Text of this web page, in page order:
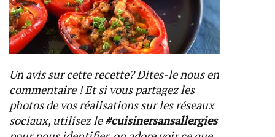
Un avis sur cette recette? Dites-le nous en
commentaire ! Et si vous partagez les
photos de vos réalisations sur les réseaux
sociaux, utilisez le#cuisinersansallergies